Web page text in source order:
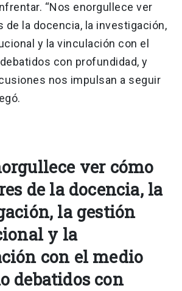
“Nos enorgullece ver
de la docencia, la investigación,
y la vinculación con el
con profundidad, y
nos impulsan a seguir
ver cómo
de la docencia, la
la gestión
y la
con el medio
debatidos con